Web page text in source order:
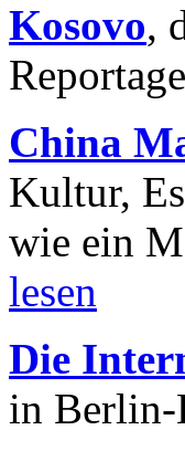
Kosovo,
China
Kultur,
wie ein
lesen
Die
in Berlin-